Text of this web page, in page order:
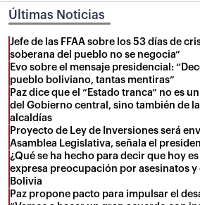
Últimas Noticias
Jefe de las FFAA sobre los 53 días de
soberana del pueblo no se negocia”
Evo sobre el mensaje presidencial:
pueblo boliviano, tantas mentiras”
Paz dice que el “Estado tranca” no es
del Gobierno central, sino también de
alcaldías
Proyecto de Ley de Inversiones será
Asamblea Legislativa, señala el
¿Qué se ha hecho para decir que hoy
expresa preocupación por asesinatos
Bolivia
Paz propone pacto para impulsar el